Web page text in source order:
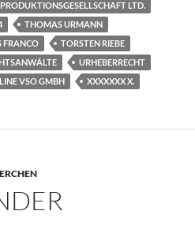
LTD.
THOMAS URMANN
FRANCO
TORSTEN RIEBE
URHEBERRECHT
VSO GMBH XXXXXXX X.